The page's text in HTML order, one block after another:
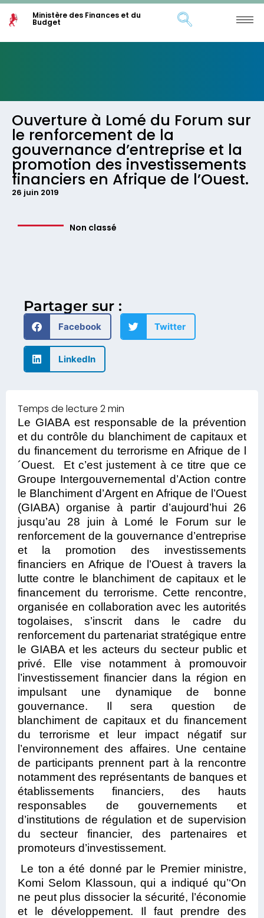
Ministère des Finances et du
Budget
Ouverture à Lomé du Forum sur
le renforcement de la
gouvernance d’entreprise et la
promotion des investissements
financiers en Afrique de l’Ouest.
26 juin 2019
Non classé
Partager sur :
Facebook Twitter
LinkedIn
Le GIABA est responsable de la prévention
et du contrôle du blanchiment de capitaux et
du financement du terrorisme en Afrique de l
´Ouest. Et c’est justement à ce titre que ce
Groupe Intergouvernemental d’Action contre
le Blanchiment d’Argent en Afrique de l’Ouest
(GIABA) organise à partir d’aujourd’hui 26
jusqu’au 28 juin à Lomé le Forum sur le
renforcement de la gouvernance d’entreprise
et la promotion des investissements
financiers en Afrique de l’Ouest à travers la
lutte contre le blanchiment de capitaux et le
financement du terrorisme. Cette rencontre,
organisée en collaboration avec les autorités
togolaises, s’inscrit dans le cadre du
renforcement du partenariat stratégique entre
le GIABA et les acteurs du secteur public et
privé. Elle vise notamment à promouvoir
l’investissement financier dans la région en
impulsant une dynamique de bonne
gouvernance. Il sera question de
blanchiment de capitaux et du financement
du terrorisme et leur impact négatif sur
l’environnement des affaires. Une centaine
de participants prennent part à la rencontre
notamment des représentants de banques et
établissements financiers, des hauts
responsables de gouvernements et
d’institutions de régulation et de supervision
du secteur financier, des partenaires et
promoteurs d’investissement.
Le ton a été donné par le Premier ministre,
Komi Selom Klassoun, qui a indiqué qu’‘On
ne peut plus dissocier la sécurité, l’économie
et le développement. Il faut prendre des